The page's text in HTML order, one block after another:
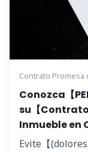
Contrato
Conozca【
su【
Inmueble en
Evite【